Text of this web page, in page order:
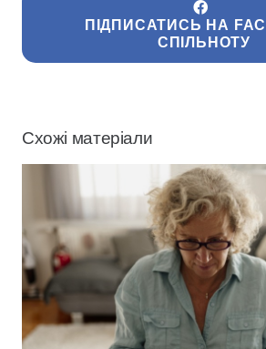
ПІДПИСАТИСЬ НА
СПІЛЬНОТУ
Схожі матеріали